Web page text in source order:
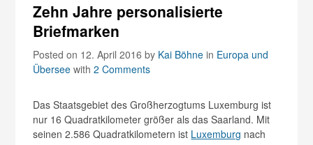
Zehn Jahre personalisierte
Briefmarken
Posted on 12. April 2016by Kai Böhne in Europa und
Übersee with2 Comments
Das Staatsgebiet des Großherzogtums Luxemburg ist
nur 16 Quadratkilometer größer als das Saarland. Mit
seinen 2.586 Quadratkilometern ist Luxemburg nach